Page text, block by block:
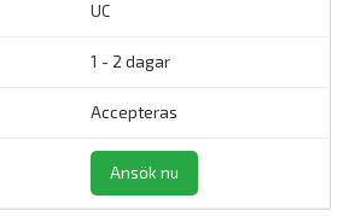
UC
1 - 2 dagar
Accepteras
Ansök nu